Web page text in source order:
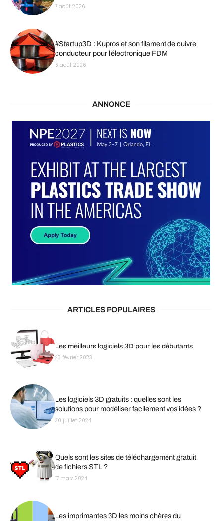
7 août 2026
#Startup3D : Kupros et son filament de cuivre
conducteur pour l’électronique FDM
6 août 2026
ANNONCE
ARTICLES POPULAIRES
Les meilleurs logiciels 3D pour les débutants
23 février 2023
Les logiciels 3D gratuits : quelles sont les
solutions pour modéliser facilement vos idées ?
30 juillet 2024
Quels sont les sites de téléchargement gratuit
de fichiers STL ?
17 mars 2024
Les imprimantes 3D les moins chères du